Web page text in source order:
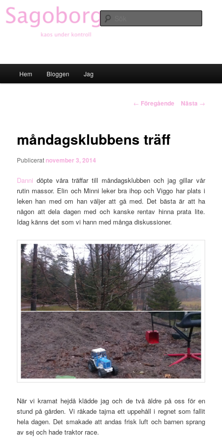
Hoppa
till
primärt
Hem Bloggen Jag
Inläggsnavigering
← Föregående Nästa →
måndagsklubbens träff
Publicerat november 3, 2014
Dannidöpte våra träffar till måndagsklubben och jag gillar vår
rutin massor. Elin och Minni leker bra ihop och Viggo har plats i
leken han med om han väljer att gå med. Det bästa är att ha
någon att dela dagen med och kanske rentav hinna prata lite.
Idag känns det som vi hann med många diskussioner.
När vi kramat hejdå klädde jag och de två äldre på oss för en
stund på gården. Vi råkade tajma ett uppehåll i regnet som fallit
hela dagen. Det smakade att andas frisk luft och barnen sprang
av sej och hade traktor race.